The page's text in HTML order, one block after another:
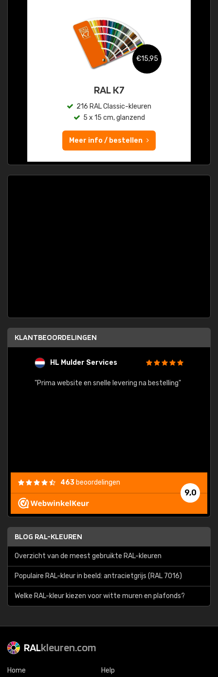
€15,95
RAL K7
216 RAL Classic-kleuren
5 x 15 cm, glanzend
Meer info / bestellen
KLANTBEOORDELINGEN
HL Mulder Services
"Prima website en snelle levering na bestelling"
9,0
463 beoordelingen
BLOG RAL-KLEUREN
Overzicht van de meest gebruikte RAL-kleuren
Populaire RAL-kleur in beeld: antracietgrijs (RAL 7016)
Welke RAL-kleur kiezen voor witte muren en plafonds?
RALkleuren.com
Home Help